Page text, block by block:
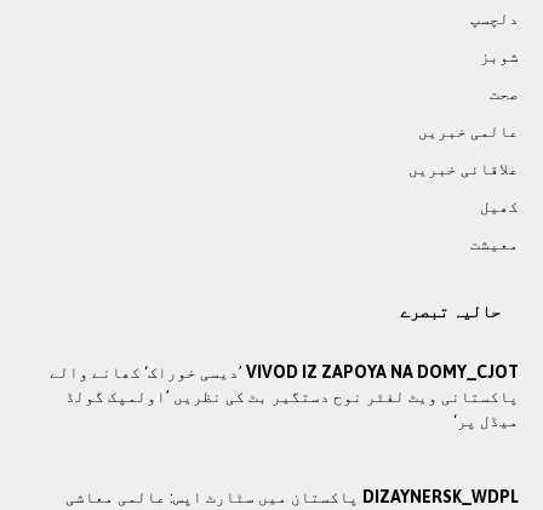
دلچسپ
شوبز
صحت
عالمی خبريں
علاقائی خبريں
کھيل
معيشت
حالیہ تبصرے
VIVOD IZ ZAPOYA NA DOMY_CJOT ’دیسی خوراک‘ کھانے والے
پاکستانی ویٹ لفٹر نوح دستگیر بٹ کی نظریں ’اولمپک گولڈ
میڈل پر‘
DIZAYNERSK_WDPL پاکستان میں سٹارٹ اپس: عالمی معاشی